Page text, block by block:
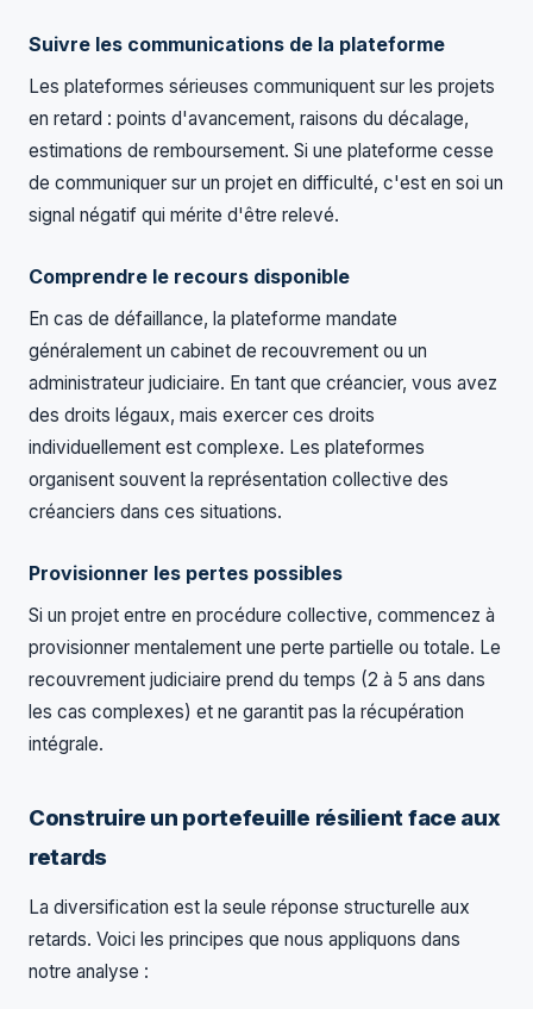
Suivre les communications de la plateforme
Les plateformes sérieuses communiquent sur les projets
en retard : points d'avancement, raisons du décalage,
estimations de remboursement. Si une plateforme cesse
de communiquer sur un projet en difficulté, c'est en soi un
signal négatif qui mérite d'être relevé.
Comprendre le recours disponible
En cas de défaillance, la plateforme mandate
généralement un cabinet de recouvrement ou un
administrateur judiciaire. En tant que créancier, vous avez
des droits légaux, mais exercer ces droits
individuellement est complexe. Les plateformes
organisent souvent la représentation collective des
créanciers dans ces situations.
Provisionner les pertes possibles
Si un projet entre en procédure collective, commencez à
provisionner mentalement une perte partielle ou totale. Le
recouvrement judiciaire prend du temps (2 à 5 ans dans
les cas complexes) et ne garantit pas la récupération
intégrale.
Construire un portefeuille résilient face aux
retards
La diversification est la seule réponse structurelle aux
retards. Voici les principes que nous appliquons dans
notre analyse :